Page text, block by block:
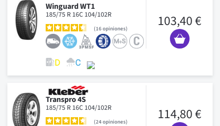
Winguard WT1
185/75 R 16C 104/102R
16opiniones 103,40 €
Transpro 4S
185/75 R 16C 104/102R
24opiniones 114,80 €